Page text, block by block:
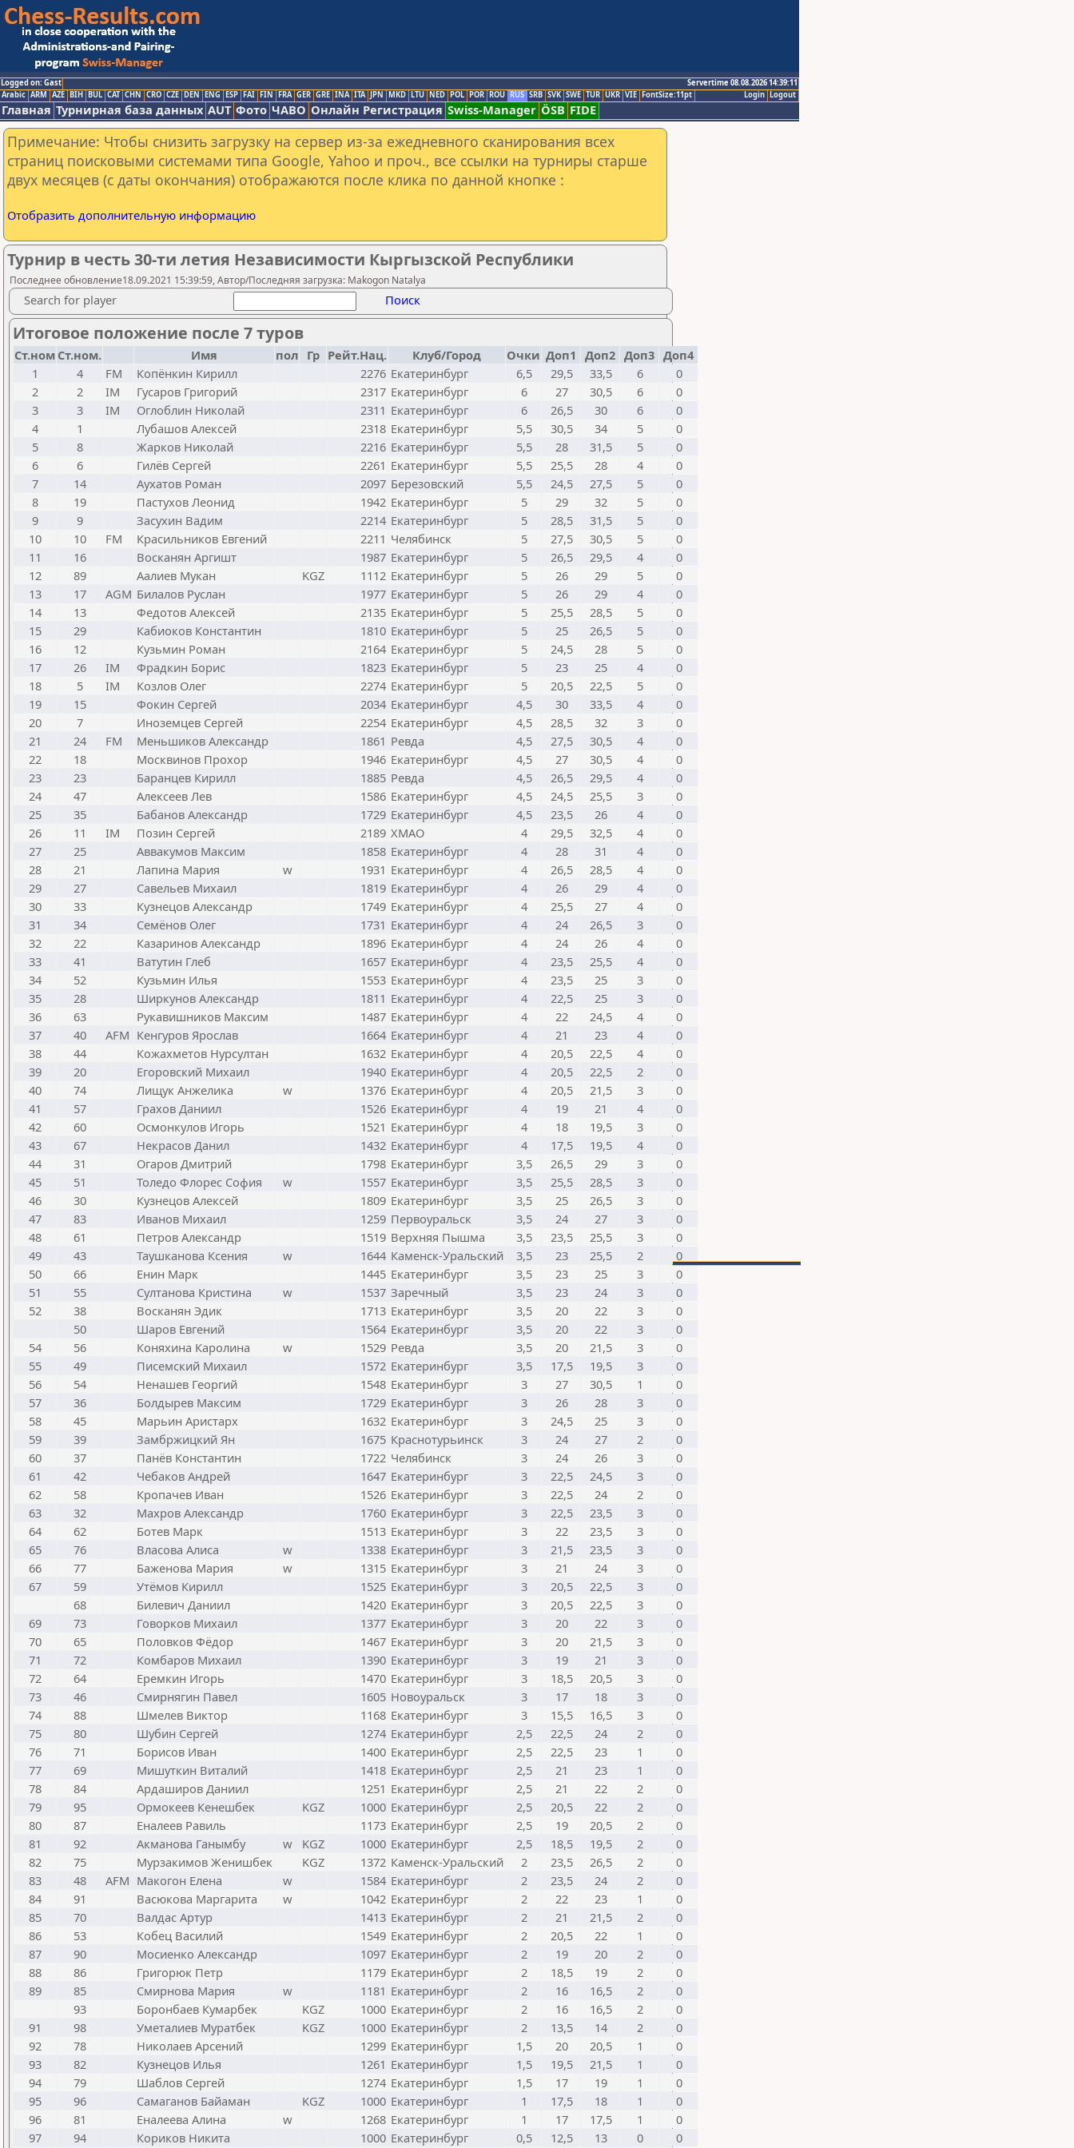
Logged on: Gast
Servertime 08.08.2026 14:39:11
Logout
Login
Arabic ARM AZE BIH BUL CAT CHN CRO CZE DEN ENG ESP FAI FIN FRA GER GRE INA ITA JPN MKD LTU NED POL POR ROU RUS SRB SVK SWE TUR UKR VIE FontSize:11pt
Главная Турнирная база данных AUT Фото ЧАВО Онлайн Регистрация Swiss-Manager ÖSB FIDE
Примечание: Чтобы снизить загрузку на сервер из-за ежедневного сканирования всех
страниц поисковыми системами типа Google, Yahoo и проч., все ссылки на турниры старше
двух месяцев (с даты окончания) отображаются после клика по данной кнопке :
Отобразить дополнительную информацию
Турнир в честь 30-ти летия Независимости Кыргызской Республики
Последнее обновление18.09.2021 15:39:59, Автор/Последняя загрузка: Makogon Natalya
Search for player Поиск
Итоговое положение после 7 туров
Ст.ном Ст.ном. Имя пол Гр Рейт.Нац. Клуб/Город Очки Доп1 Доп2 Доп3 Доп4
1
4 FM Копёнкин Кирилл 2276 Екатеринбург 6,5 29,5 33,5 6
0
2
2 IM Гусаров Григорий 2317 Екатеринбург 6 27 30,5 6
0
3
3 IM Оглоблин Николай 2311 Екатеринбург 6 26,5 30 6
0
4
1 Лубашов Алексей 2318 Екатеринбург 5,5 30,5 34 5
0
5
8 Жарков Николай 2216 Екатеринбург 5,5 28 31,5 5
0
6
6 Гилёв Сергей 2261 Екатеринбург 5,5 25,5 28 4
0
7
14 Аухатов Роман 2097 Березовский 5,5 24,5 27,5 5
0
8
19 Пастухов Леонид 1942 Екатеринбург 5 29 32 5
0
9
9 Засухин Вадим 2214 Екатеринбург 5 28,5 31,5 5
0
10
10 FM Красильников Евгений 2211 Челябинск 5 27,5 30,5 5
0
11
16 Восканян Аргишт 1987 Екатеринбург 5 26,5 29,5 4
0
12
89 Аалиев Мукан KGZ 1112 Екатеринбург 5 26 29 5
0
13
17 AGM Билалов Руслан 1977 Екатеринбург 5 26 29 4
0
14
13 Федотов Алексей 2135 Екатеринбург 5 25,5 28,5 5
0
15
29 Кабиоков Константин 1810 Екатеринбург 5 25 26,5 5
0
16
12 Кузьмин Роман 2164 Екатеринбург 5 24,5 28 5
0
17
26 IM Фрадкин Борис 1823 Екатеринбург 5 23 25 4
0
18
5 IM Козлов Олег 2274 Екатеринбург 5 20,5 22,5 5
0
19
15 Фокин Сергей 2034 Екатеринбург 4,5 30 33,5 4
0
20
7 Иноземцев Сергей 2254 Екатеринбург 4,5 28,5 32 3
0
21
24 FM Меньшиков Александр 1861 Ревда 4,5 27,5 30,5 4
0
22
18 Москвинов Прохор 1946 Екатеринбург 4,5 27 30,5 4
0
23
23 Баранцев Кирилл 1885 Ревда 4,5 26,5 29,5 4
0
24
47 Алексеев Лев 1586 Екатеринбург 4,5 24,5 25,5 3
0
25
35 Бабанов Александр 1729 Екатеринбург 4,5 23,5 26 4
0
26
11 IM Позин Сергей 2189 ХМАО 4 29,5 32,5 4
0
27
25 Аввакумов Максим 1858 Екатеринбург 4 28 31 4
0
28
21 Лапина Мария w 1931 Екатеринбург 4 26,5 28,5 4
0
29
27 Савельев Михаил 1819 Екатеринбург 4 26 29 4
0
30
33 Кузнецов Александр 1749 Екатеринбург 4 25,5 27 4
0
31
34 Семёнов Олег 1731 Екатеринбург 4 24 26,5 3
0
32
22 Казаринов Александр 1896 Екатеринбург 4 24 26 4
0
33
41 Ватутин Глеб 1657 Екатеринбург 4 23,5 25,5 4
0
34
52 Кузьмин Илья 1553 Екатеринбург 4 23,5 25 3
0
35
28 Ширкунов Александр 1811 Екатеринбург 4 22,5 25 3
0
36
63 Рукавишников Максим 1487 Екатеринбург 4 22 24,5 4
0
37
40 AFM Кенгуров Ярослав 1664 Екатеринбург 4 21 23 4
0
38
44 Кожахметов Нурсултан 1632 Екатеринбург 4 20,5 22,5 4
0
39
20 Егоровский Михаил 1940 Екатеринбург 4 20,5 22,5 2
0
40
74 Лищук Анжелика w 1376 Екатеринбург 4 20,5 21,5 3
0
41
57 Грахов Даниил 1526 Екатеринбург 4 19 21 4
0
42
60 Осмонкулов Игорь 1521 Екатеринбург 4 18 19,5 3
0
43
67 Некрасов Данил 1432 Екатеринбург 4 17,5 19,5 4
0
44
31 Огаров Дмитрий 1798 Екатеринбург 3,5 26,5 29 3
0
45
51 Толедо Флорес София w 1557 Екатеринбург 3,5 25,5 28,5 3
0
46
30 Кузнецов Алексей 1809 Екатеринбург 3,5 25 26,5 3
0
47
83 Иванов Михаил 1259 Первоуральск 3,5 24 27 3
0
48
61 Петров Александр 1519 Верхняя Пышма 3,5 23,5 25,5 3
0
49
43 Таушканова Ксения w 1644 Каменск-Уральский 3,5 23 25,5 2
0
50
66 Енин Марк 1445 Екатеринбург 3,5 23 25 3
0
51
55 Султанова Кристина w 1537 Заречный 3,5 23 24 3
0
52
38 Восканян Эдик 1713 Екатеринбург 3,5 20 22 3
0
50
Шаров Евгений 1564 Екатеринбург 3,5 20 22 3
0
54
56 Коняхина Каролина w 1529 Ревда 3,5 20 21,5 3
0
55
49 Писемский Михаил 1572 Екатеринбург 3,5 17,5 19,5 3
0
56
54 Ненашев Георгий 1548 Екатеринбург 3 27 30,5 1
0
57
36 Болдырев Максим 1729 Екатеринбург 3 26 28 3
0
58
45 Марьин Аристарх 1632 Екатеринбург 3 24,5 25 3
0
59
39 Замбржицкий Ян 1675 Краснотурьинск 3 24 27 2
0
60
37 Панёв Константин 1722 Челябинск 3 24 26 3
0
61
42 Чебаков Андрей 1647 Екатеринбург 3 22,5 24,5 3
0
62
58 Кропачев Иван 1526 Екатеринбург 3 22,5 24 2
0
63
32 Махров Александр 1760 Екатеринбург 3 22,5 23,5 3
0
64
62 Ботев Марк 1513 Екатеринбург 3 22 23,5 3
0
65
76 Власова Алиса w 1338 Екатеринбург 3 21,5 23,5 3
0
66
77 Баженова Мария w 1315 Екатеринбург 3 21 24 3
0
67
59 Утёмов Кирилл 1525 Екатеринбург 3 20,5 22,5 3
0
68
Билевич Даниил 1420 Екатеринбург 3 20,5 22,5 3
0
69
73 Говорков Михаил 1377 Екатеринбург 3 20 22 3
0
70
65 Половков Фёдор 1467 Екатеринбург 3 20 21,5 3
0
71
72 Комбаров Михаил 1390 Екатеринбург 3 19 21 3
0
72
64 Еремкин Игорь 1470 Екатеринбург 3 18,5 20,5 3
0
73
46 Смирнягин Павел 1605 Новоуральск 3 17 18 3
0
74
88 Шмелев Виктор 1168 Екатеринбург 3 15,5 16,5 3
0
75
80 Шубин Сергей 1274 Екатеринбург 2,5 22,5 24 2
0
76
71 Борисов Иван 1400 Екатеринбург 2,5 22,5 23 1
0
77
69 Мишуткин Виталий 1418 Екатеринбург 2,5 21 23 1
0
78
84 Ардаширов Даниил 1251 Екатеринбург 2,5 21 22 2
0
79
95 Ормокеев Кенешбек KGZ 1000 Екатеринбург 2,5 20,5 22 2
0
80
87 Еналеев Равиль 1173 Екатеринбург 2,5 19 20,5 2
0
81
92 Акманова Ганымбу w KGZ 1000 Екатеринбург 2,5 18,5 19,5 2
0
82
75 Мурзакимов Женишбек KGZ 1372 Каменск-Уральский 2 23,5 26,5 2
0
83
48 AFM Макогон Елена w 1584 Екатеринбург 2 23,5 24 2
0
84
91 Васюкова Маргарита w 1042 Екатеринбург 2 22 23 1
0
85
70 Валдас Артур 1413 Екатеринбург 2 21 21,5 2
0
86
53 Кобец Василий 1549 Екатеринбург 2 20,5 22 1
0
87
90 Мосиенко Александр 1097 Екатеринбург 2 19 20 2
0
88
86 Григорюк Петр 1179 Екатеринбург 2 18,5 19 2
0
89
85 Смирнова Мария w 1181 Екатеринбург 2 16 16,5 2
0
93
Боронбаев Кумарбек KGZ 1000 Екатеринбург 2 16 16,5 2
0
91
98 Уметалиев Муратбек KGZ 1000 Екатеринбург 2 13,5 14 2
0
92
78 Николаев Арсений 1299 Екатеринбург 1,5 20 20,5 1
0
93
82 Кузнецов Илья 1261 Екатеринбург 1,5 19,5 21,5 1
0
94
79 Шаблов Сергей 1274 Екатеринбург 1,5 17 19 1
0
95
96 Самаганов Байаман KGZ 1000 Екатеринбург 1 17,5 18 1
0
96
81 Еналеева Алина w 1268 Екатеринбург 1 17 17,5 1
0
97
94 Кориков Никита 1000 Екатеринбург 0,5 12,5 13 0 0